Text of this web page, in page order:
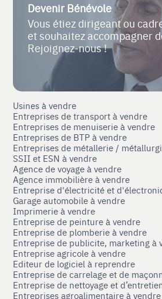
Devenir Bénévole
Vous étiez dirigeant ou
et souhaitez accompagner
Rejoignez-nous !
Usines à vendre
Entreprises de transport à vendre
Entreprises de menuiserie à vendre
Entreprises de BTP à vendre
Entreprises de métallerie /
SSII et ESN à vendre
Agence de voyage à vendre
Agence immobilière à vendre
Entreprise d'électricité et
Garage automobile à vendre
Imprimerie à vendre
Entreprise de peinture à vendre
Entreprise de plomberie à vendre
Entreprise de publicite, marketing à
Entreprise agricole à vendre
Editeur de logiciel à reprendre
Entreprise de carrelage et de
Entreprise de nettoyage et
Entreprises agroalimentaire à vendre